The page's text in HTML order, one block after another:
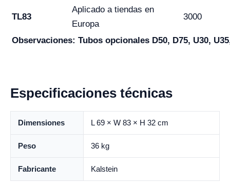
TL83
Aplicado a tiendas en
Europa
3000
Observaciones: Tubos opcionales D50, D75, U30,
Especificaciones técnicas
Dimensiones L 69 × W 83 × H 32 cm
Peso 36 kg
Fabricante Kalstein